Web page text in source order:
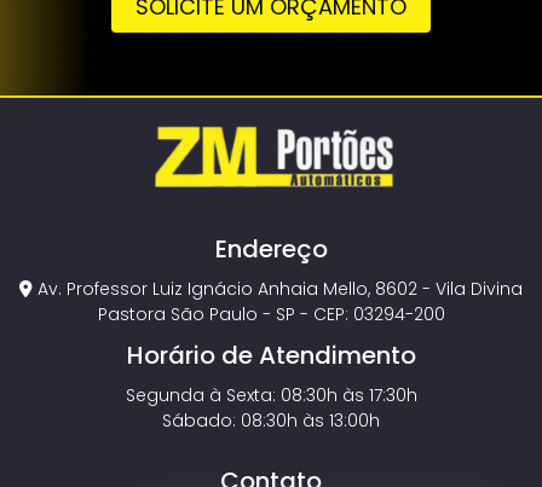
SOLICITE UM ORÇAMENTO
Endereço
Av. Professor Luiz Ignácio Anhaia Mello, 8602 - Vila Divina
Pastora São Paulo - SP - CEP: 03294-200
Horário de Atendimento
Segunda à Sexta: 08:30h às 17:30h
Sábado: 08:30h às 13:00h